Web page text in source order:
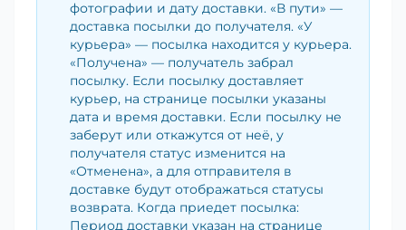
фотографии и дату доставки. «В пути» —
доставка посылки до получателя. «У
курьера» — посылка находится у курьера.
«Получена» — получатель забрал
посылку. Если посылку доставляет
курьер, на странице посылки указаны
дата и время доставки. Если посылку не
заберут или откажутся от неё, у
получателя статус изменится на
«Отменена», а для отправителя в
доставке будут отображаться статусы
возврата. Когда приедет посылка:
Период доставки указан на странице